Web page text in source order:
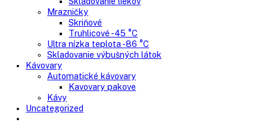
Pekárne
Chladničky
Mrazničky
Výskum a laboratóriá
Kombinované laboratórne chladničky
Chladničky
Laboratórne
Skladovanie liekov
Mrazničky
Skriňové